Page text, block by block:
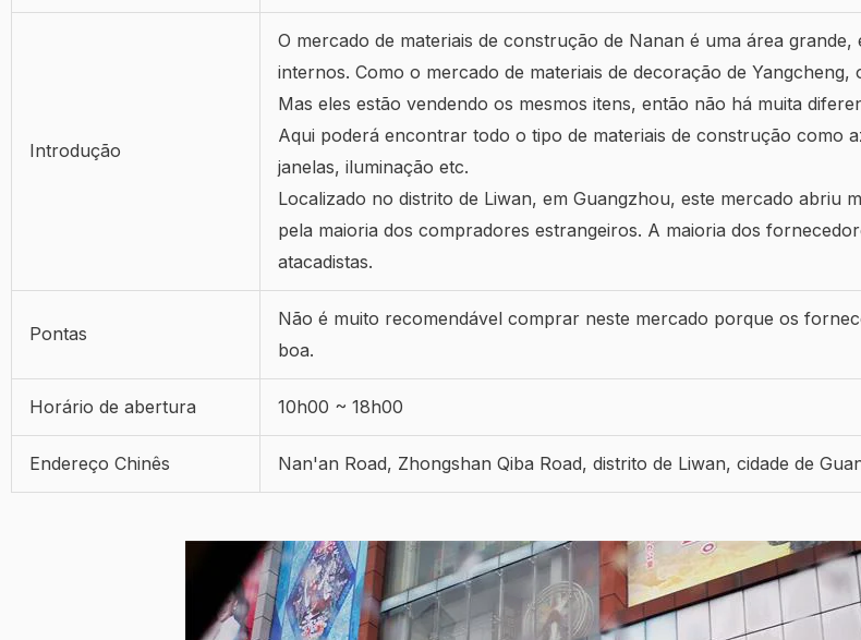
Introdução
O mercado de materiais de construção de Nanan é uma área
internos. Como o mercado de materiais de decoração de
Mas eles estão vendendo os mesmos itens, então não há muita
Aqui poderá encontrar todo o tipo de materiais de construção como
janelas, iluminação etc.
Localizado no distrito de Liwan, em Guangzhou, este mercado abriu
pela maioria dos compradores estrangeiros. A maioria dos
atacadistas.
Pontas
Não é muito recomendável comprar neste mercado porque os
boa.
Horário de abertura 10h00 ~ 18h00
Endereço Chinês Nan'an Road, Zhongshan Qiba Road, distrito de Liwan, cidade de